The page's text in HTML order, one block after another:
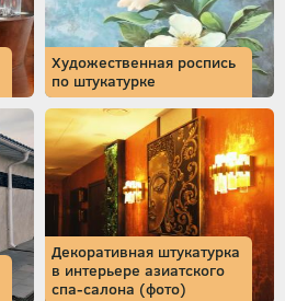
Художественная роспись
по штукатурке
Декоративная штукатурка
в интерьере азиатского
спа-салона (фото)